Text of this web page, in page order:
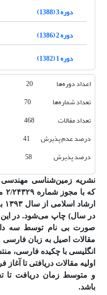
دوره 3 (1388)
دوره 2 (1386)
دوره 1 (1382)
اعداد دوره‌ها 20
تعداد شماره‌ها 70
تعداد مقالات 468
درصد عدم پذیرش 41
درصد پذیرش 58
نشریه زمین‌شناسی
در سال) چاپ می‌شود. در این
صورت بی نام توسط سه
مقالات اصیل به زبان فارسی
انگلیسی با چکیده فارسی،
اولیه مقالات دریافتی تا
و متوسط زمان دریافت تا
باشد.